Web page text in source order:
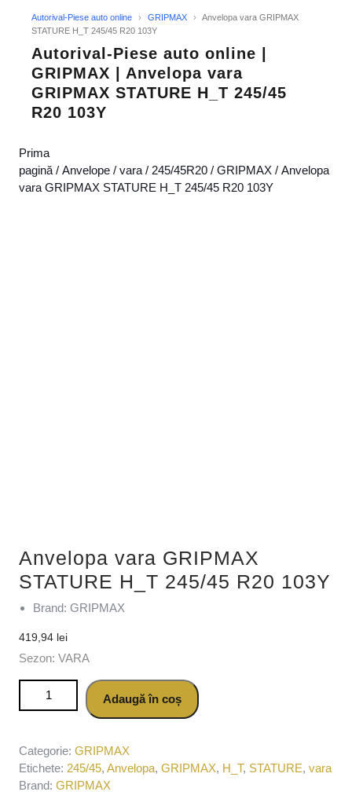
Autorival-Piese auto online › GRIPMAX ›
Anvelopa vara GRIPMAX
STATURE H_T 245/45 R20 103Y
Autorival-Piese auto online |
GRIPMAX | Anvelopa vara
GRIPMAX STATURE H_T 245/45
R20 103Y
Prima
pagină / Anvelope / vara / 245/45R20 / GRIPMAX / Anvelopa
vara GRIPMAX STATURE H_T 245/45 R20 103Y
Anvelopa vara GRIPMAX
STATURE H_T 245/45 R20 103Y
Brand: GRIPMAX
419,94 lei
Sezon: VARA
Cantitate Anvelopa vara GRIPMAX STATURE H_T 245/45
Adaugă în coș
Categorie: GRIPMAX
Etichete: 245/45, Anvelopa, GRIPMAX, H_T, STATURE, vara
Brand: GRIPMAX